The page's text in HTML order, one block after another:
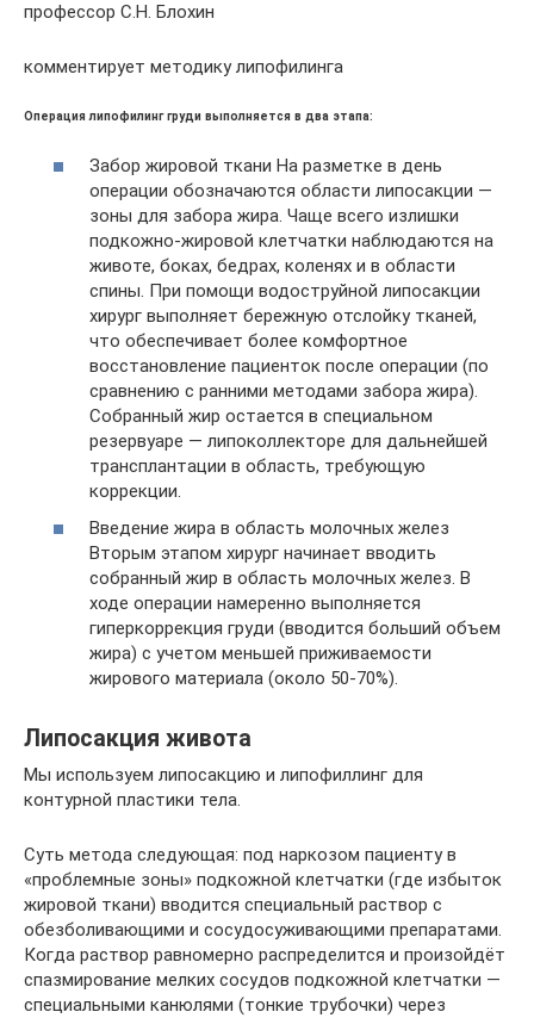
профессор С.Н. Блохин
комментирует методику липофилинга
Операция липофилинг груди выполняется в два этапа:
Забор жировой ткани На разметке в день
операции обозначаются области липосакции —
зоны для забора жира. Чаще всего излишки
подкожно-жировой клетчатки наблюдаются на
животе, боках, бедрах, коленях и в области
спины. При помощи водоструйной липосакции
хирург выполняет бережную отслойку тканей,
что обеспечивает более комфортное
восстановление пациенток после операции (по
сравнению с ранними методами забора жира).
Собранный жир остается в специальном
резервуаре — липоколлекторе для дальнейшей
трансплантации в область, требующую
коррекции.
Введение жира в область молочных желез
Вторым этапом хирург начинает вводить
собранный жир в область молочных желез. В
ходе операции намеренно выполняется
гиперкоррекция груди (вводится больший объем
жира) с учетом меньшей приживаемости
жирового материала (около 50-70%).
Липосакция живота
Мы используем липосакцию и липофиллинг для
контурной пластики тела.
Суть метода следующая: под наркозом пациенту в
«проблемные зоны» подкожной клетчатки (где избыток
жировой ткани) вводится специальный раствор с
обезболивающими и сосудосуживающими препаратами.
Когда раствор равномерно распределится и произойдёт
спазмирование мелких сосудов подкожной клетчатки —
специальными канюлями (тонкие трубочки) через